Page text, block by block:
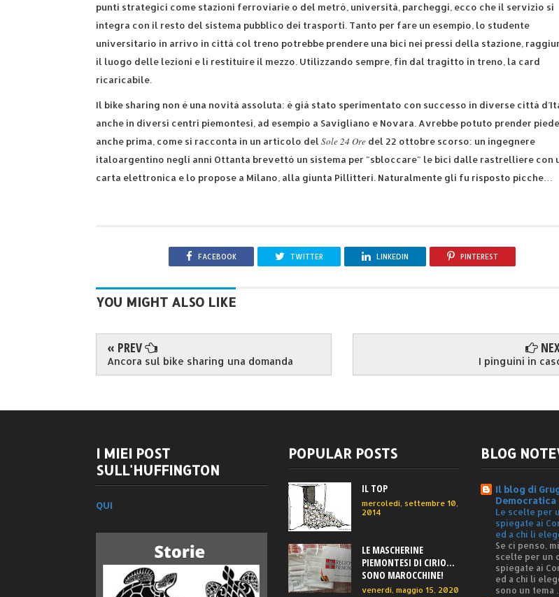
punti strategici come stazioni ferroviarie o del metrò, università, parcheggi, ecco che il servizio si
integra con il resto del sistema pubblico dei trasporti. Tanto per fare un esempio, lo studente
universitario in arrivo in città col treno potrebbe prendere una bici nei pressi della stazione,
il luogo delle lezioni e lì restituire il mezzo. Utilizzando sempre, fin dal tragitto in treno, la card
ricaricabile.
Il bike sharing non è una novità assoluta: è già stato sperimentato con successo in diverse città
anche in diversi centri piemontesi, ad esempio a Savigliano e Novara. Avrebbe potuto prender piede
anche prima, come si racconta in un articolo del Sole 24 Ore del 22 ottobre scorso: un ingegnere
italoargentino negli anni Ottanta brevettò un sistema per "sbloccare" le bici dalle rastrelliere con
carta elettronica e lo propose a Milano, alla giunta Pillitteri. Naturalmente gli fu risposto picche…
FACEBOOK TWITTER LINKEDIN PINTEREST
YOU MIGHT ALSO LIKE
« PREV
Ancora sul bike sharing una domanda I pinguini in
I MIEI POST
SULL'HUFFINGTON
QUI
POPULAR POSTS
IL TOP
mercoledì, settembre 10,
2014
LE MASCHERINE
PIEMONTESI DI CIRIO...
SONO MAROCCHINE!
venerdì, maggio 15, 2020
BLOG
Il blog di
Democratica
Le scelte per
spiegate ai
ed a chi li
Se ci penso,
scelte per un
spiegate ai
ed a chi li
sono un tema